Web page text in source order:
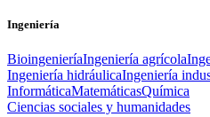
Ingeniería
BioingenieríaIngeniería agrícola
Ingeniería hidráulicaIngeniería
InformáticaMatemáticasQuímica
Ciencias sociales y humanidades